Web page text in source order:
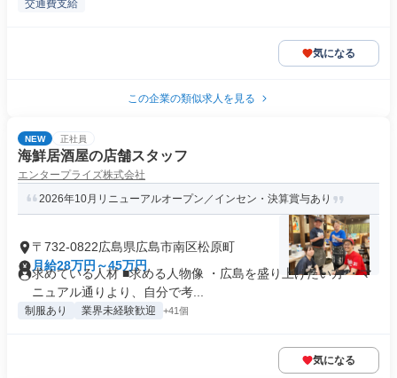
交通費支給
気になる
この企業の類似求人を見る
NEW 正社員
海鮮居酒屋の店舗スタッフ
エンタープライズ株式会社
2026年10月リニューアルオープン／インセン・決算賞与あり
〒732-0822広島県広島市南区松原町
月給28万円～45万円
求めている人材 ■求める人物像 ・広島を盛り上げたい方 ・マ
ニュアル通りより、自分で考...
制服あり 業界未経験歓迎 +41個
気になる